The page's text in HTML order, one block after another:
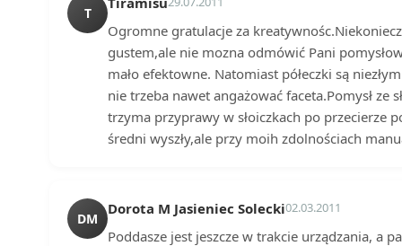
T
Ogromne gratulacje za
gustem,ale nie mozna odmówić Pani
mało efektowne. Natomiast półeczki są
nie trzeba nawet angażować faceta.Pomysł ze
trzyma przyprawy w słoiczkach po przecierze
średni wyszły,ale przy moih zdolnościach
DM
Dorota M Jasieniec Solecki02.03.2011
Poddasze jest jeszcze w trakcie urządzania, a